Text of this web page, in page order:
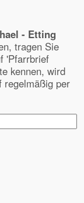
- Etting
tragen Sie
'Pfarrbrief
kennen, wird
regelmäßig per